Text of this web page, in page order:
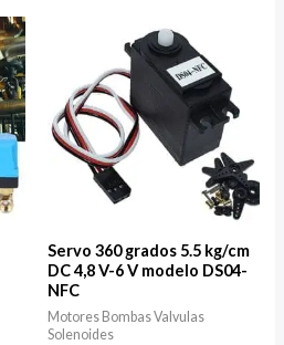
Servo 360 grados 5.5 kg/cm
DC 4,8 V-6 V modelo DS04-
NFC
Motores Bombas Valvulas
Solenoides